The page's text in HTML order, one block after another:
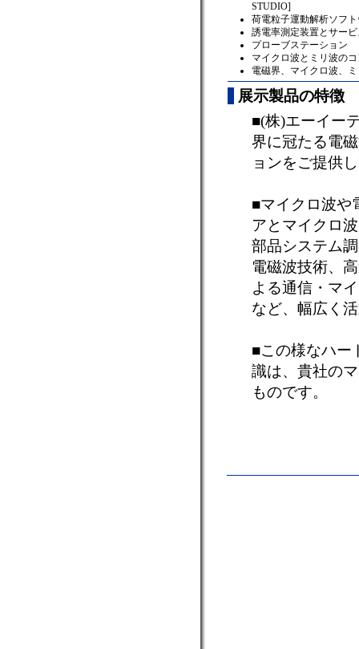
STUDIO]
荷電粒子運動解析ソフ
誘電率測定装置とサー
プローブステーション
マイクロ波とミリ波の
電磁界、マイクロ波、
展示製品の特徴
■(株)エーイー
界に冠たる電
ョンをご提供
■マイクロ波や
アとマイクロ
部品システム
電磁波技術、
よる通信・マ
など、幅広く
■この様なハー
識は、貴社の
ものです。